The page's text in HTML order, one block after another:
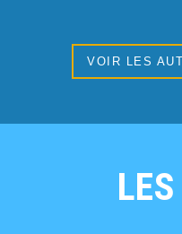
VOIR LES